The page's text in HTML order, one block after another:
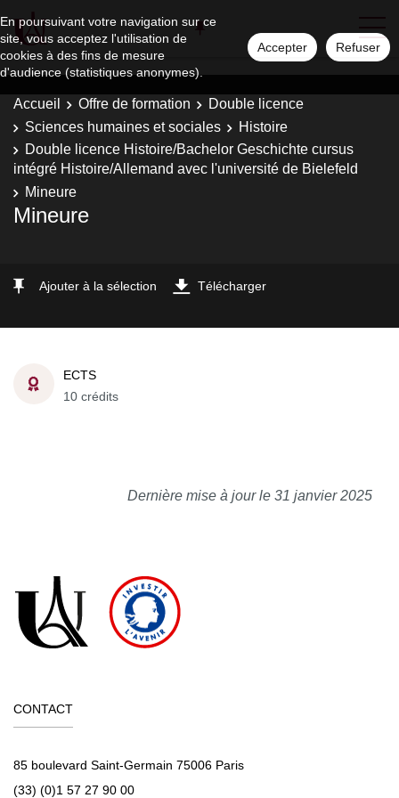
En poursuivant votre navigation sur ce
site, vous acceptez l'utilisation de
cookies à des fins de mesure
d'audience (statistiques anonymes).
Accepter Refuser
Accueil Offre de formation
Double licence
Sciences humaines et sociales
Histoire
Double licence Histoire/Bachelor Geschichte cursus
intégré Histoire/Allemand avec l'université de Bielefeld
Mineure
Mineure
Ajouter à la sélection Télécharger
ECTS
10 crédits
Dernière mise à jour le 31 janvier 2025
CONTACT
85 boulevard Saint-Germain 75006 Paris
(33) (0)1 57 27 90 00